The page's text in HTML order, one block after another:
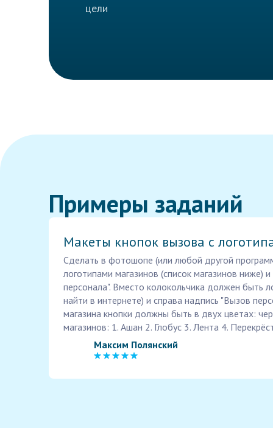
цели
Примеры заданий
Макеты кнопок вызова с
Сделать в фотошопе (или любой другой
логотипами магазинов (список магазинов ниже)
персонала". Вместо колокольчика должен быть
найти в интернете) и справа надпись "Вызов
магазина кнопки должны быть в двух цветах:
магазинов: 1. Ашан 2. Глобус 3. Лента 4.
Максим Полянский